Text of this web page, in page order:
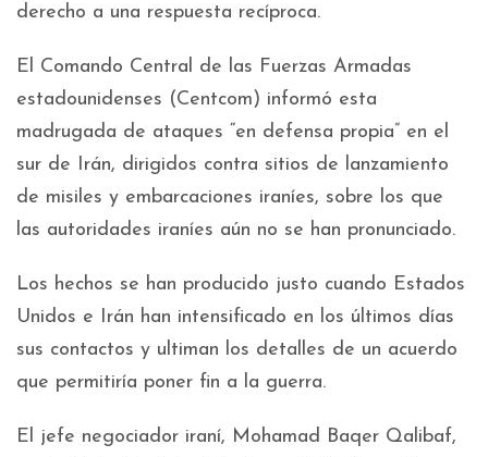
derecho a una respuesta recíproca.
El Comando Central de las Fuerzas Armadas
estadounidenses (Centcom) informó esta
madrugada de ataques “en defensa propia” en el
sur de Irán, dirigidos contra sitios de lanzamiento
de misiles y embarcaciones iraníes, sobre los que
las autoridades iraníes aún no se han pronunciado.
Los hechos se han producido justo cuando Estados
Unidos e Irán han intensificado en los últimos días
sus contactos y ultiman los detalles de un acuerdo
que permitiría poner fin a la guerra.
El jefe negociador iraní, Mohamad Baqer Qalibaf,